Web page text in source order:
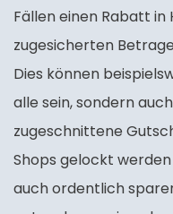
Fällen einen Rabatt in
zugesicherten
Dies können
alle sein, sondern
zugeschnittene
Shops gelockt
auch ordentlich